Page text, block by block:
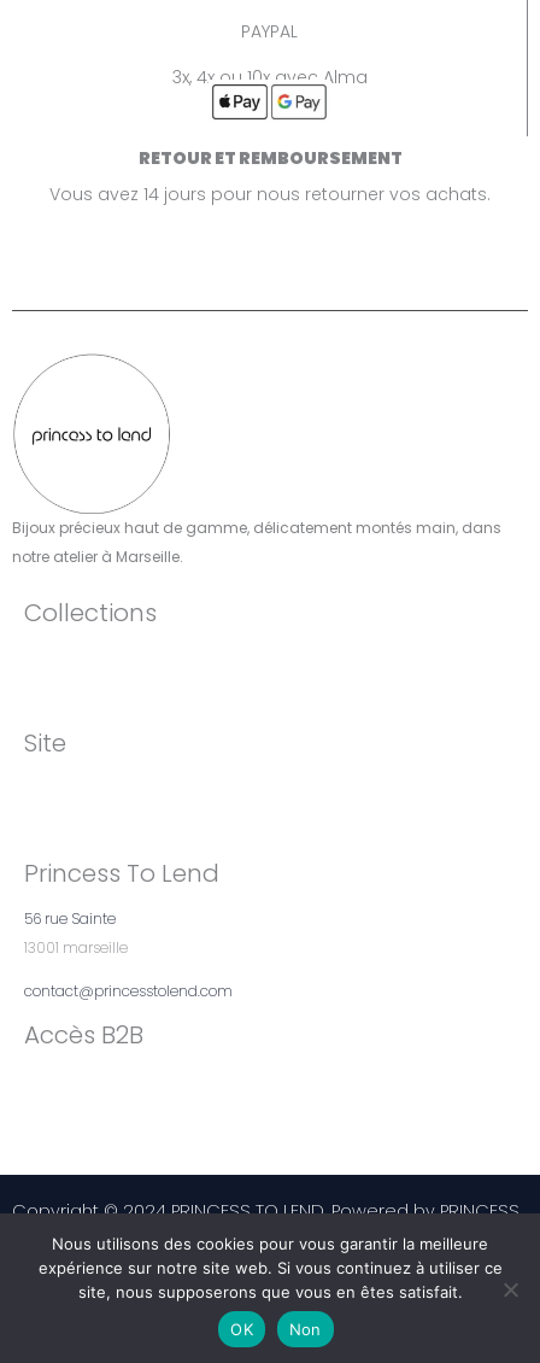
PAYPAL
3x, 4x ou 10x avec Alma
RETOUR ET REMBOURSEMENT
Vous avez 14 jours pour nous retourner vos achats.
Bijoux précieux haut de gamme, délicatement montés main, dans
notre atelier à Marseille.​
Collections
Site
Princess To Lend
56 rue Sainte
13001 marseille
contact@princesstolend.com
Accès B2B
F T Y
Copyright © 2024 PRINCESS TO LEND. Powered by PRINCESS
TO LENDNous utilisons des cookies pour vous garantir la meilleure
expérience sur notre site web. Si vous continuez à utiliser ce
site, nous supposerons que vous en êtes satisfait.
OK
Non